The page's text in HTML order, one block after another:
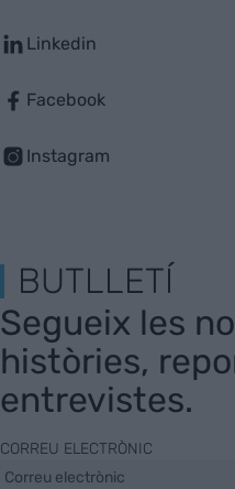
Linkedin
Facebook
Instagram
BUTLLETÍ
Segueix les
històries,
entrevistes.
CORREU ELECTRÒNIC